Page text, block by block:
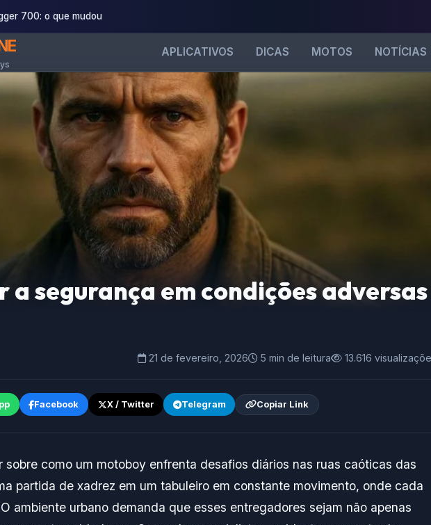
700: o que mudou
APLICATIVOS DICAS MOTOS NOTÍCIAS
a segurança em condições adversas
21 de fevereiro, 2026 5 min de leitura 13.616
Facebook X / Twitter Telegram Copiar Link
sobre como um motoboy enfrenta desafios diários nas ruas caóticas das
partida de xadrez em um tabuleiro em constante movimento, onde cada
ambiente urbano demanda que esses entregadores sejam não apenas